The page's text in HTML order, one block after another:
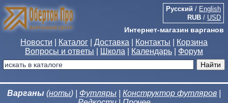
Интернет-магазин варганов
Русский / English
RUB / USD
Новости Каталог Доставка Контакты
Корзина
Вопросы и ответы
Школа Календарь Форум
Варганы (ноты) | Футляры Конструктор футляров